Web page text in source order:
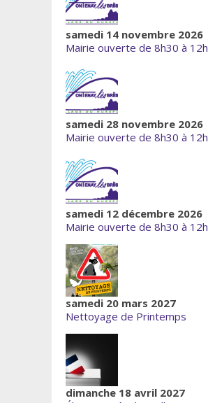
samedi 14 novembre 2026
Mairie ouverte de 8h30 à 12h
samedi 28 novembre 2026
Mairie ouverte de 8h30 à 12h
samedi 12 décembre 2026
Mairie ouverte de 8h30 à 12h
samedi 20 mars 2027
Nettoyage de Printemps
dimanche 18 avril 2027